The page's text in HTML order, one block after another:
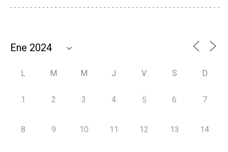
L M M J V S D
1 2 3 4 5 6 7
8 9 10 11 12 13 14